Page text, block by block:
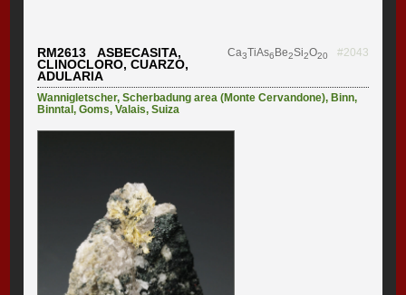
RM2613 ASBECASITA,
CLINOCLORO, CUARZO,
ADULARIA
Ca3TiAs6Be2Si2O20 #2043
Wannigletscher,Scherbadung area (Monte Cervandone),Binn,
Binntal,Goms,Valais,Suiza